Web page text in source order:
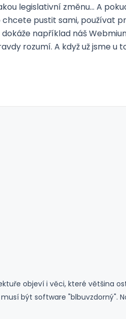
legislativní změnu… A
pustit sami, používat
například náš
rozumí. A když už jsme u
objeví i věci, které většina
být software "blbuvzdorný".